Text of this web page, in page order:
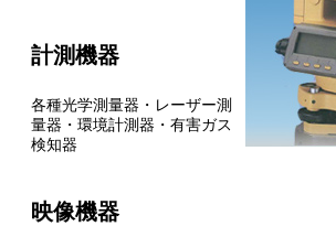
計測機器
各種光学測量器・レーザー測
量器・環境計測器・有害ガス
検知器
映像機器